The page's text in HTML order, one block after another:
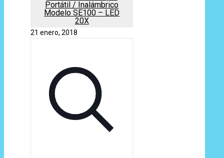
Portátil / Inalámbrico
Modelo SE100 – LED
20X
21 enero, 2018